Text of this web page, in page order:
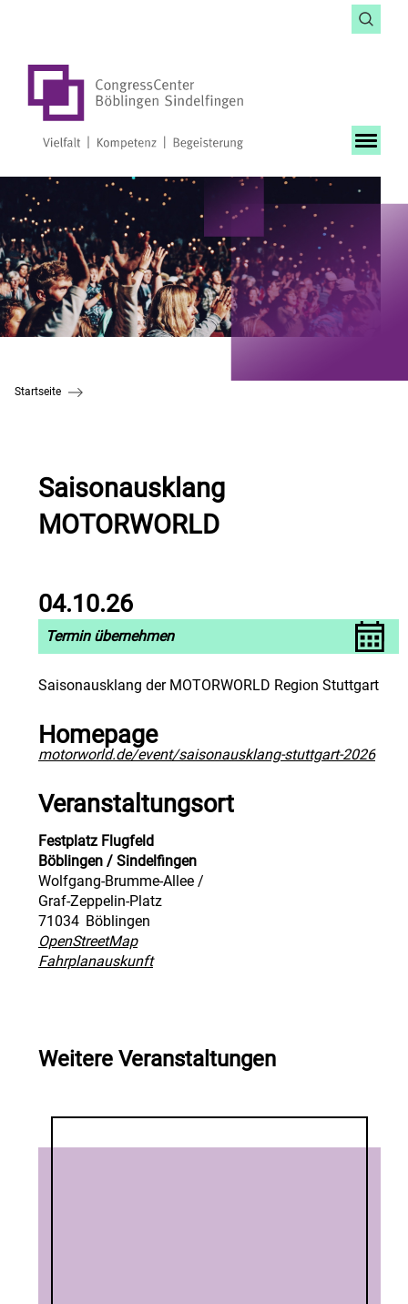
Startseite
Saisonausklang
MOTORWORLD
04.10.26
Termin übernehmen
Saisonausklang der MOTORWORLD Region Stuttgart
Homepage
motorworld.de/event/saisonausklang-stuttgart-2026
Veranstaltungsort
Festplatz Flugfeld
Böblingen / Sindelfingen
Wolfgang-Brumme-Allee /
Graf-Zeppelin-Platz
71034 Böblingen
OpenStreetMap
Fahrplanauskunft
Weitere Veranstaltungen